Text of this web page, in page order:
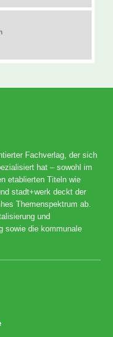
Fachverlag, der sich
hat – sowohl im
etablierten Titeln wie
stadt+werk deckt der
Themenspektrum ab.
und
sowie die kommunale